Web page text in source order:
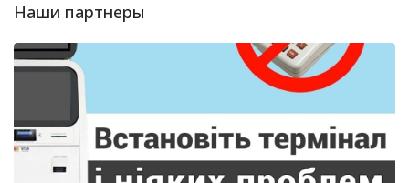
Наши партнеры